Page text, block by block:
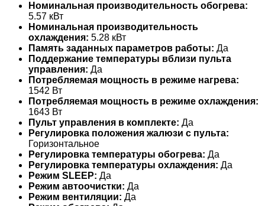
Номинальная производительность обогрева:
5.57 кВт
Номинальная производительность
охлаждения: 5.28 кВт
Память заданных параметров работы: Да
Поддержание температуры вблизи пульта
управления: Да
Потребляемая мощность в режиме нагрева:
1542 Вт
Потребляемая мощность в режиме охлаждения:
1643 Вт
Пульт управления в комплекте: Да
Регулировка положения жалюзи с пульта:
Горизонтальное
Регулировка температуры обогрева: Да
Регулировка температуры охлаждения: Да
Режим SLEEP: Да
Режим автоочистки: Да
Режим вентиляции: Да